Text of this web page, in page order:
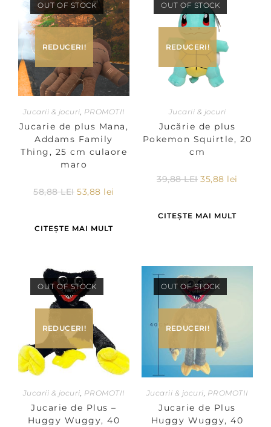
OUT OF STOCK
REDUCERI!
Jucarii & jocuri, PROMOTII
Jucarie de plus Mana,
Addams Family
Thing, 25 cm culaore
maro
58,88LEI 53,88 lei
CITEȘTE MAI MULT
OUT OF STOCK
REDUCERI!
Jucarii & jocuri
Jucărie de plus
Pokemon Squirtle, 20
cm
39,88LEI 35,88 lei
CITEȘTE MAI MULT
OUT OF STOCK
REDUCERI!
Jucarii & jocuri, PROMOTII
Jucarie de Plus –
Huggy Wuggy, 40
OUT OF STOCK
REDUCERI!
Jucarii & jocuri, PROMOTII
Jucarie de Plus
Huggy Wuggy, 40